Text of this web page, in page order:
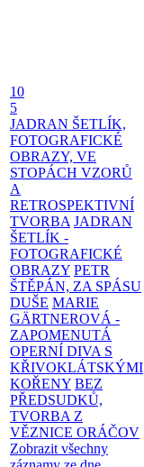
10
5
JADRAN ŠETLÍK,
FOTOGRAFICKÉ
OBRAZY, VE
STOPÁCH VZORŮ
A
RETROSPEKTIVNÍ
TVORBA JADRAN
ŠETLÍK -
FOTOGRAFICKÉ
OBRAZY PETR
ŠTĚPÁN, ZA SPÁSU
DUŠE MARIE
GÄRTNEROVÁ -
ZAPOMENUTÁ
OPERNÍ DIVA S
KŘIVOKLÁTSKÝMI
KOŘENY BEZ
PŘEDSUDKŮ,
TVORBA Z
VĚZNICE ORÁČOV
Zobrazit všechny